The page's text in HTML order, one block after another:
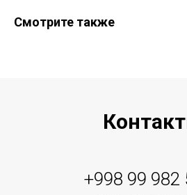
Смотрите также
+998 99 982